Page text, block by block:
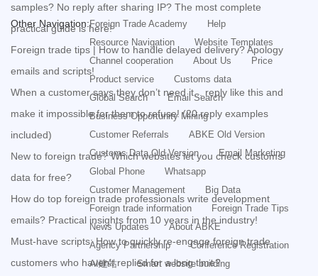
samples? No reply after sharing IP? The most complete
practical guide is here!
Foreign trade tips | How to handle delayed delivery? Apology
emails and scripts!
When a customer says they don’t need it... reply like this and
make it impossible for them to refuse! (20 reply examples
included)
New to foreign trade? Which websites let you check customs
data for free?
How do top foreign trade professionals write development
emails? Practical insights from 10 years in the industry!
Must-have scripts: How to quickly re-engage foreign trade
customers who haven’t replied for a long time?
Other Navigation:Foreign Trade Academy
Help
Resource Navigation
Website Templates
Channel cooperation
About Us
Price
Product service
Customs data
Global Search
Email Search
Business Opportunity Mining
Customer Referrals
ABKE Old Version
Customs Data Old Version
Email Marketing
Global Phone
Whatsapp
Customer Management
Big Data
Foreign trade information
Foreign Trade Tips
News Updates
About ABKE
Agency Partnership
Conference Registration
AI建站
Smart website building